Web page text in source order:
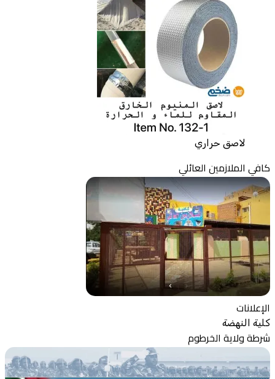
لاصق حراري
كافي الملازمين العائلي
الإعلانات
كلية النهضة
شرطة ولاية الخرطوم